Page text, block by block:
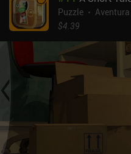
experiencia premium.
Puzzle
Aventura
$4.39